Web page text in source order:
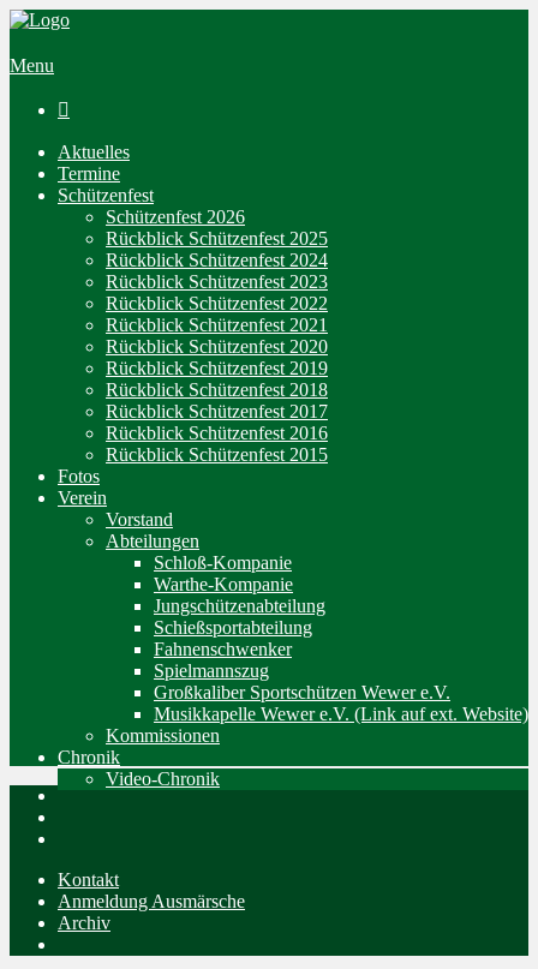
Menu

Aktuelles
Termine
Schützenfest
Schützenfest 2026
Rückblick Schützenfest 2025
Rückblick Schützenfest 2024
Rückblick Schützenfest 2023
Rückblick Schützenfest 2022
Rückblick Schützenfest 2021
Rückblick Schützenfest 2020
Rückblick Schützenfest 2019
Rückblick Schützenfest 2018
Rückblick Schützenfest 2017
Rückblick Schützenfest 2016
Rückblick Schützenfest 2015
Fotos
Verein
Vorstand
Abteilungen
Schloß-Kompanie
Warthe-Kompanie
Jungschützenabteilung
Schießsportabteilung
Fahnenschwenker
Spielmannszug
Großkaliber Sportschützen Wewer e.V.
Musikkapelle Wewer e.V. (Link auf ext. Website)
Kommissionen
Chronik
Video-Chronik
Kontakt
Anmeldung Ausmärsche
Archiv